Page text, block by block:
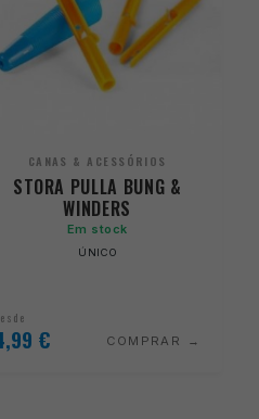
CANAS & ACESSÓRIOS
STORA PULLA BUNG &
WINDERS
Em stock
ÚNICO
€ COMPRAR